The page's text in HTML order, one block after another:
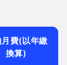
月費(以年繳
換算)